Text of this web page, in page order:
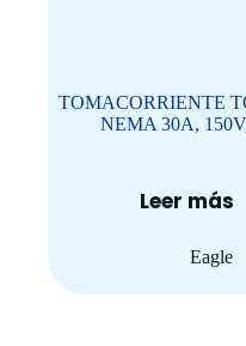
TOMACORRIENTE
NEMA 30A,
Leer más
Eagle